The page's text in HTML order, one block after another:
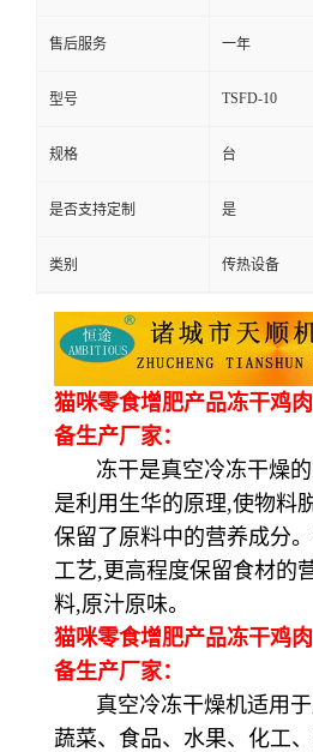
售后服务 一年
型号 TSFD-10
规格 台
是否支持定制 是
类别 传热设备
猫咪零食增肥产品冻干鸡
备生产厂家：
冻干是真空冷冻干燥的
是利用生华的原理,使物料
保留了原料中的营养成分
工艺,更高程度保留食材的
料,原汁原味。
猫咪零食增肥产品冻干鸡
备生产厂家：
真空冷冻干燥机适用于
蔬菜、食品、水果、化工